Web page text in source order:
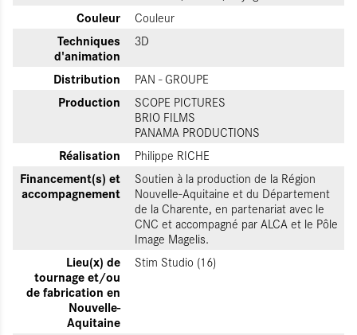
Couleur Couleur
Techniques
d'animation
3D
Distribution PAN - GROUPE
Production
SCOPE PICTURES
BRIO FILMS
PANAMA PRODUCTIONS
Réalisation Philippe RICHE
Financement(s) et
accompagnement
Soutien à la production de la Région
Nouvelle-Aquitaine et du Département
de la Charente, en partenariat avec le
CNC et accompagné par ALCA et le Pôle
Image Magelis.
Lieu(x) de
tournage et/ou
de fabrication en
Nouvelle-
Aquitaine
Stim Studio (16)